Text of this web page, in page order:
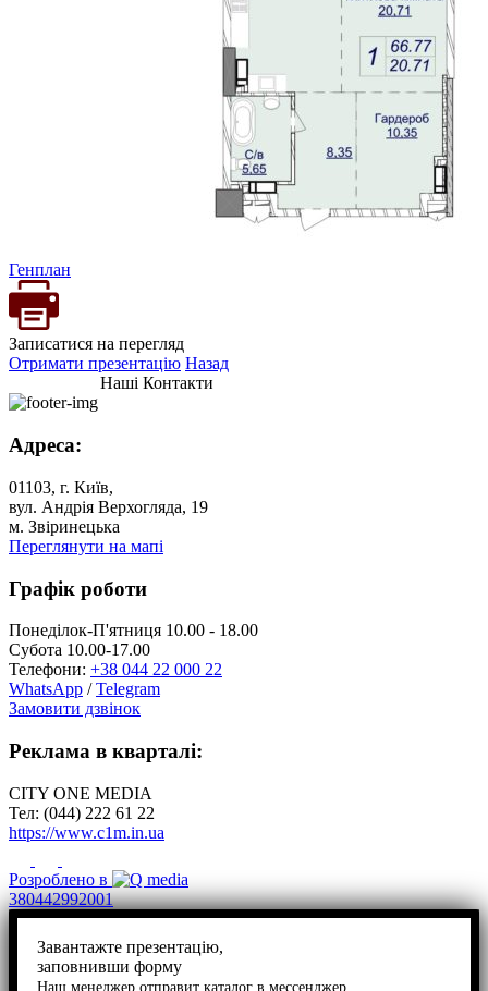
Генплан
Записатися на перегляд
Отримати презентацію Назад
Наші Контакти
Адреса:
01103, г. Київ,
вул. Андрія Верхогляда, 19
м. Звіринецька
Переглянути на мапі
Графік роботи
Понеділок-П'ятниця 10.00 - 18.00
Субота 10.00-17.00
Телефони: +38 044 22 000 22
WhatsApp /Telegram
Замовити дзвінок
Реклама в кварталі:
CITY ONE MEDIA
Тел: (044) 222 61 22
https://www.c1m.in.ua
Розроблено в
380442992001
Завантажте презентацію,
заповнивши форму
Наш менеджер отправит каталог в мессенджер